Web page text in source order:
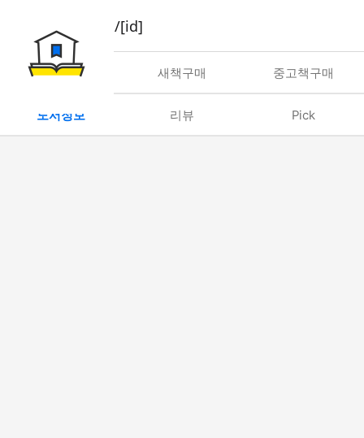
book/rent/[id]
대여 새책구매 중고책구매
도서정보 리뷰 Pick